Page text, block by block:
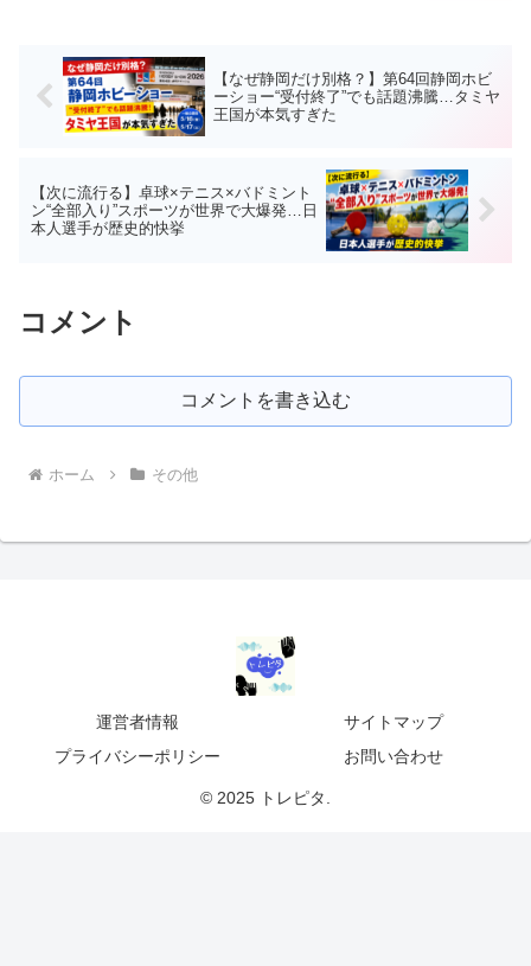
【なぜ静岡だけ別格？】第64回静岡ホビ
ーショー“受付終了”でも話題沸騰…タミヤ
王国が本気すぎた
【次に流行る】卓球×テニス×バドミント
ン“全部入り”スポーツが世界で大爆発…日
本人選手が歴史的快挙
コメント
コメントを書き込む
ホーム その他
運営者情報
サイトマップ
プライバシーポリシー
お問い合わせ
© 2025 トレピタ.